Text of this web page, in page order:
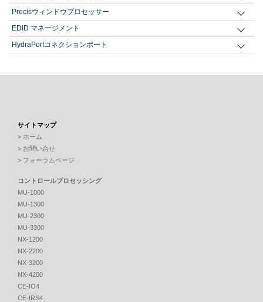
Precisウィンドウプロセッサー
EDID マネージメント
HydraPortコネクションポート
サイトマップ
> ホーム
> お問い合せ
> フォーラムページ
コントロールプロセッシング
MU-1000
MU-1300
MU-2300
MU-3300
NX-1200
NX-2200
NX-3200
NX-4200
CE-IO4
CE-IRS4